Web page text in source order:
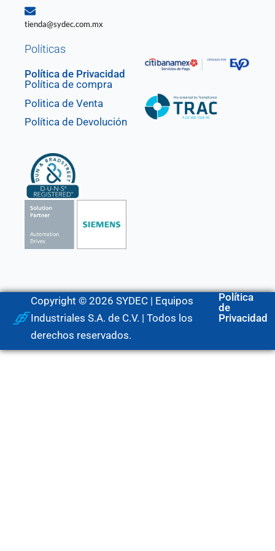
tienda@sydec.com.mx
Políticas
Política de Privacidad
Política de compra
Politica de Venta
Política de Devolución
Copyright © 2026 SYDEC | Equipos
Industriales S.A. de C.V. | Todos los
derechos reservados.
Política
de
Privacidad